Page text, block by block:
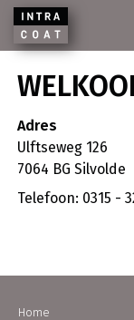
Adres
Ulftseweg 126
7064 BG Silvolde
Telefoon: 0315 -
Home